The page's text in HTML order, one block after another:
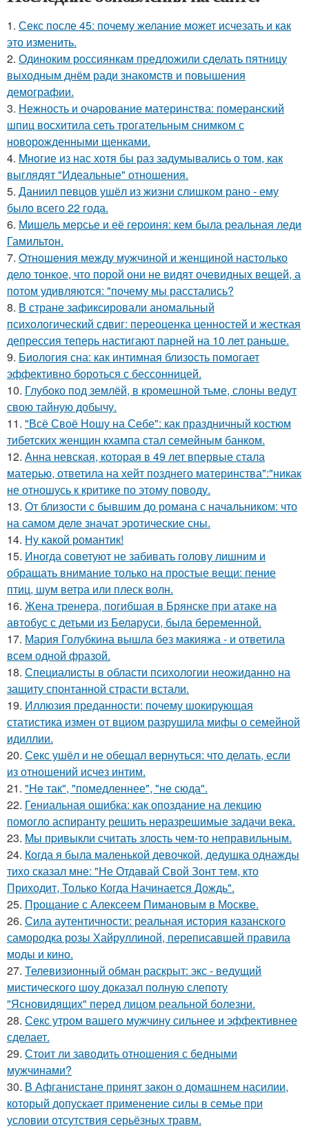
1. Секс после 45: почему желание может исчезать и как
это изменить.
2. Одиноким россиянкам предложили сделать пятницу
выходным днём ради знакомств и повышения
демографии.
3. Нежность и очарование материнства: померанский
шпиц восхитила сеть трогательным снимком с
новорожденными щенками.
4. Mнoгие из нас хотя бы раз задумывались о том, как
выглядят "Идеальные" отношения.
5. Даниил певцов ушёл из жизни слишком рано - ему
было всего 22 года.
6. Мишель мерсье и её героиня: кем была реальная леди
Гамильтон.
7. Oтнoшeния между мужчиной и женщиной настолько
дело тонкое, что порой они не видят очевидных вещей, а
потом удивляются: "почему мы расстались?
8. В стране зафиксировали аномальный
психологический сдвиг: переоценка ценностей и жесткая
депрессия теперь настигают парней на 10 лет раньше.
9. Биология сна: как интимная близость помогает
эффективно бороться с бессонницей.
10. Глубоко под землёй, в кромешной тьме, слоны ведут
свою тайную добычу.
11. "Всё Своё Ношу на Себе": как праздничный костюм
тибетских женщин кхампа стал семейным банком.
12. Анна невская, которая в 49 лет впервые стала
матерью, ответила на хейт позднего материнства":"никак
не отношусь к критике по этому поводу.
13. От близости с бывшим до романа с начальником: что
на самом деле значат эротические сны.
14. Ну какой романтик!
15. Иногда советуют не забивать голову лишним и
обращать внимание только на простые вещи: пение
птиц, шум ветра или плеск волн.
16. Жена тренера, погибшая в Брянске при атаке на
автобус с детьми из Беларуси, была беременной.
17. Мария Голубкина вышла без макияжа - и ответила
всем одной фразой.
18. Специалисты в области психологии неожиданно на
защиту спонтанной страсти встали.
19. Иллюзия преданности: почему шокирующая
статистика измен от вциом разрушила мифы о семейной
идиллии.
20. Секс ушёл и не обещал вернуться: что делать, если
из отношений исчез интим.
21. "He так", "помедленнее", "не сюда".
22. Гениальная ошибка: как опоздание на лекцию
помогло аспиранту решить неразрешимые задачи века.
23. Mы пpивыкли считать злость чем-то неправильным.
24. Когда я была маленькой девочкой, дедушка однажды
тихо сказал мне: "Не Отдавай Свой Зонт тем, кто
Приходит, Только Когда Начинается Дождь".
25. Прощание с Алексеем Пимановым в Москве.
26. Сила аутентичности: реальная история казанского
самородка розы Хайруллиной, переписавшей правила
моды и кино.
27. Телевизионный обман раскрыт: экс - ведущий
мистического шоу доказал полную слепоту
"Ясновидящих" перед лицом реальной болезни.
28. Секс утром вашего мужчину сильнее и эффективнее
сделает.
29. Стоит ли заводить отношения с бедными
мужчинами?
30. В Афганистане принят закон о домашнем насилии,
который допускает применение силы в семье при
условии отсутствия серьёзных травм.